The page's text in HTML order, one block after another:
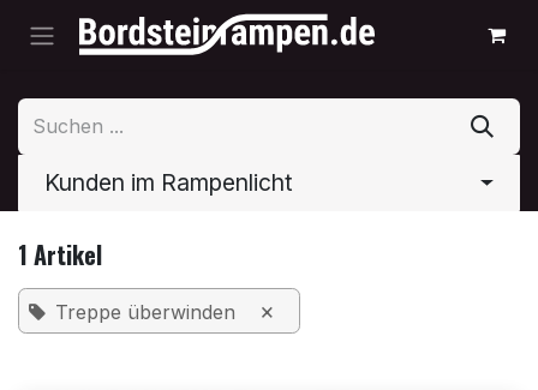
Zum Inhalt springen
Kunden im Rampenlicht
1 Artikel
Treppe überwinden ×